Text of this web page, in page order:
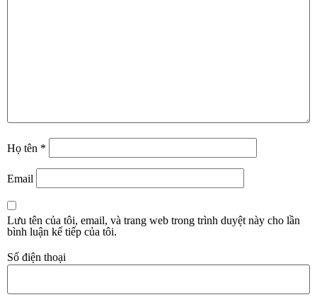
Họ tên *
Email
Lưu tên của tôi, email, và trang web trong trình duyệt này cho lần
bình luận kế tiếp của tôi.
Số điện thoại